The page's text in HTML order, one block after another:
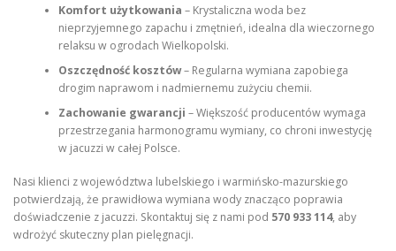
Komfort użytkowania – Krystaliczna woda bez
nieprzyjemnego zapachu i zmętnień, idealna dla wieczornego
relaksu w ogrodach Wielkopolski.
Oszczędność kosztów– Regularna wymiana zapobiega
drogim naprawom i nadmiernemu zużyciu chemii.
Zachowanie gwarancji – Większość producentów wymaga
przestrzegania harmonogramu wymiany, co chroni inwestycję
w jacuzzi w całej Polsce.
Nasi klienci z województwa lubelskiego i warmińsko-mazurskiego
potwierdzają, że prawidłowa wymiana wody znacząco poprawia
doświadczenie z jacuzzi. Skontaktuj się z nami pod 570 933 114, aby
wdrożyć skuteczny plan pielęgnacji.